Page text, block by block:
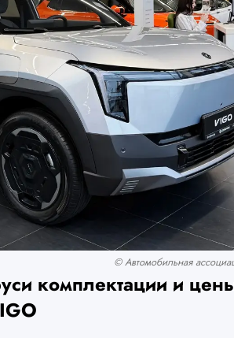
© Автомобильная
комплектации и